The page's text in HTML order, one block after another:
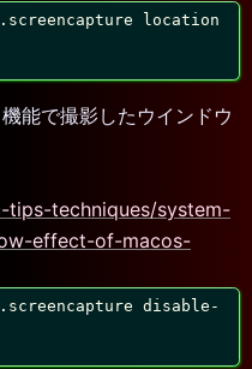
location
能で撮影したウインドウ
techniques/system-
effect-of-macos-
disable-